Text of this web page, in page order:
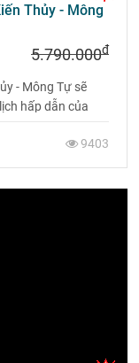
Thủy - Mông
5.790.000đ
- Mông Tự sẽ
hấp dẫn của
9403